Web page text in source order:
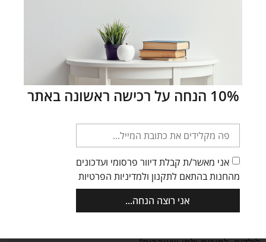
personalized-pencils-02 קטגוריה:
חזרה לבית הספר
תגיות:עפרונות ממותגים,עפרונות עם חריטות,עפרונות עם
משפטי השראה
חוות דעת (0)
חוות דעת
אין עדיין חוות דעת.
10% הנחה על רכישה ראשונה באתר
אני מאשר/ת קבלת דיוור פרסומי ועדכונים
מהחנות בהתאם לתקנון ולמדיניות הפרטיות
אני רוצה הנחה...